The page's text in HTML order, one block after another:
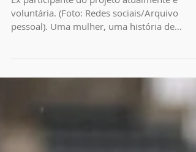
das quatro linhas
Ex participante do projeto atualmente é
pessoal). Uma mulher, uma história de
superação, 15...